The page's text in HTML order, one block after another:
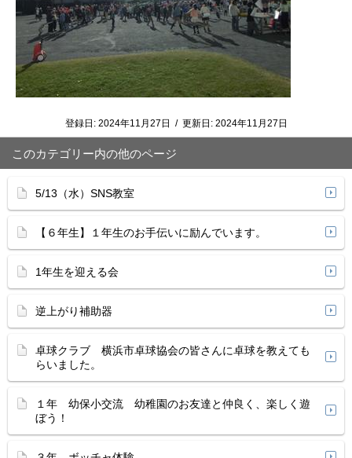
登録日: 2024年11月27日 / 更新日: 2024年11月27日
このカテゴリー内の他のページ
5/13（水）SNS教室
【６年生】１年生のお手伝いに励んでいます。
1年生を迎える会
逆上がり補助器
卓球クラブ 横浜市卓球協会の皆さんに卓球を教えても
らいました。
１年 幼保小交流 幼稚園のお友達と仲良く、楽しく遊
ぼう！